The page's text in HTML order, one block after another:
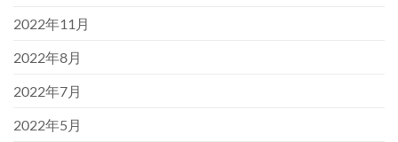
2022年11月
2022年8月
2022年7月
2022年5月